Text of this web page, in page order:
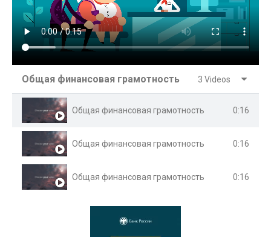
Общая финансовая грамотность 3 Videos
Общая финансовая грамотность 0:16
Общая финансовая грамотность 0:16
Общая финансовая грамотность 0:16